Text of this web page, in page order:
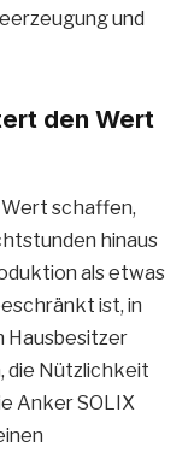
und
den Wert
schaffen,
hinaus
als etwas
ist, in
Hausbesitzer
die Nützlichkeit
Anker SOLIX